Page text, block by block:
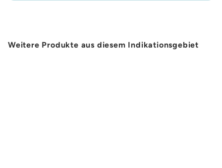
Weitere Produkte aus diesem Indikationsgebiet